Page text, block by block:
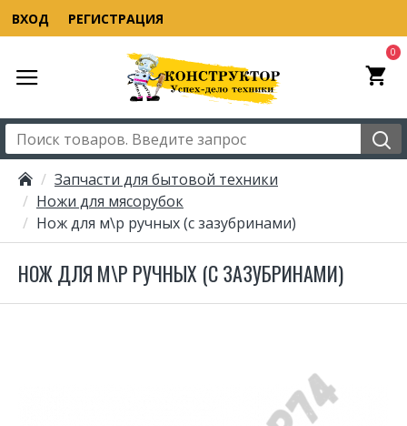
ВХОД РЕГИСТРАЦИЯ
0
Запчасти для бытовой техники
Ножи для мясорубок
Нож для м\р ручных (с зазубринами)
НОЖ ДЛЯ М\Р РУЧНЫХ (С ЗАЗУБРИНАМИ)